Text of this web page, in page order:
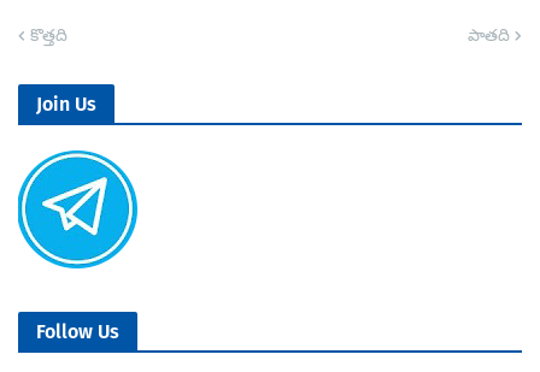
కొత్తది పాతది
Join Us
Follow Us